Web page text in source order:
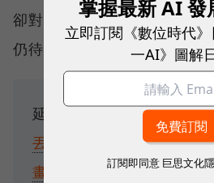
卻對英特爾來說是新方向，
仍待時間驗證。
延伸閱讀：英特爾預計裁
丟飯碗，陳立武實現首波
畫
掌握最新 AI 發
立即訂閱《數位時代
一AI》圖解
訂閱即同意 巨思文化